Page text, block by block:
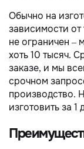
Обычно на
зависимости
не ограничен –
хоть 10 тысяч.
заказе, и мы
срочном
производство.
изготовить за 1